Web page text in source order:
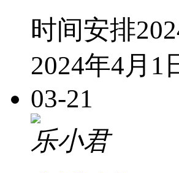
时间安排
2024年4月1
03-21
乐小君